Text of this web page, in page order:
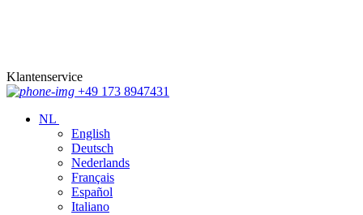
Klantenservice
+49 173 8947431
NL
English
Deutsch
Nederlands
Français
Español
Italiano